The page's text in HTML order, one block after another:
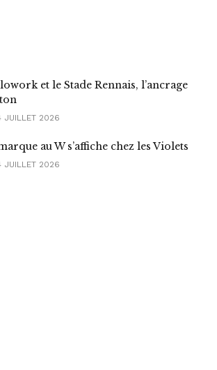
et le Stade Rennais, l’ancrage
2026
au W s’affiche chez les Violets
2026